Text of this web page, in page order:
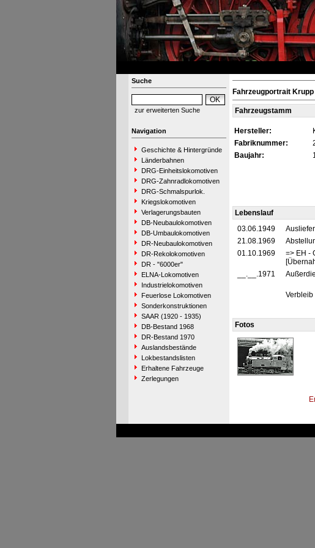
Suche
zur erweiterten Suche
Navigation
Geschichte & Hintergründe
Länderbahnen
DRG-Einheitslokomotiven
DRG-Zahnradlokomotiven
DRG-Schmalspurlok.
Kriegslokomotiven
Verlagerungsbauten
DB-Neubaulokomotiven
DB-Umbaulokomotiven
DR-Neubaulokomotiven
DR-Rekolokomotiven
DR - "6000er"
ELNA-Lokomotiven
Industrielokomotiven
Feuerlose Lokomotiven
Sonderkonstruktionen
SAAR (1920 - 1935)
DB-Bestand 1968
DR-Bestand 1970
Auslandsbestände
Lokbestandslisten
Erhaltene Fahrzeuge
Zerlegungen
Fahrzeugportrait Krupp
Fahrzeugstamm
Hersteller:
Fabriknummer:
Baujahr:
Lebenslauf
03.06.1949
21.08.1969
01.10.1969
=> EH -
__.__.1971
Fotos